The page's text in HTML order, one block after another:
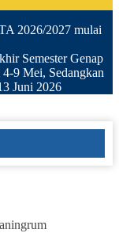
2026/2027 mulai
Semester Genap
9 Mei, Sedangkan
Juni 2026